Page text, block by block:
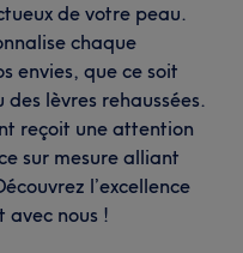
de votre peau.
chaque
envies, que ce soit
lèvres rehaussées.
reçoit une attention
sur mesure alliant
l’excellence
nous !